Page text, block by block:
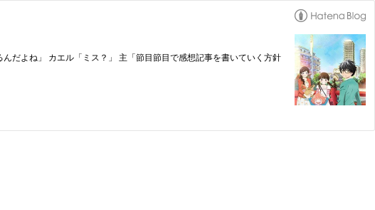
だよね」 カエル「ミス？」 主「節目節目で感想記事を書いていく方針